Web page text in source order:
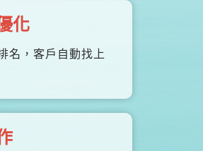
化
名，客戶自動找上